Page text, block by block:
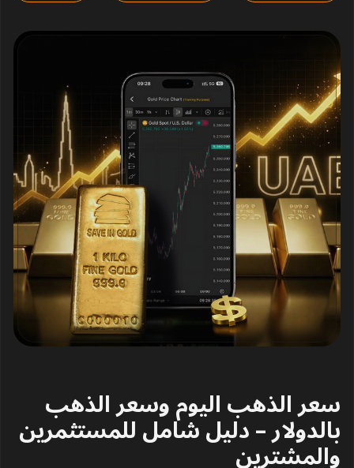
سعر الذهب اليوم وسعر الذهب
بالدولار – دليل شامل للمستثمرين
والمشترين